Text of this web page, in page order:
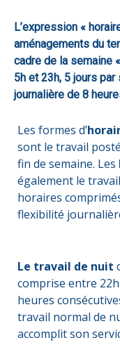
L’expression «
aménagements du
cadre de la semaine
5h et 23h, 5 jours
journalière de 8
Les formes d’
sont le travail
fin de semaine. Les
également le
horaires
flexibilité
Le travail de nuit
comprise entre
heures
travail normal de
accomplit son